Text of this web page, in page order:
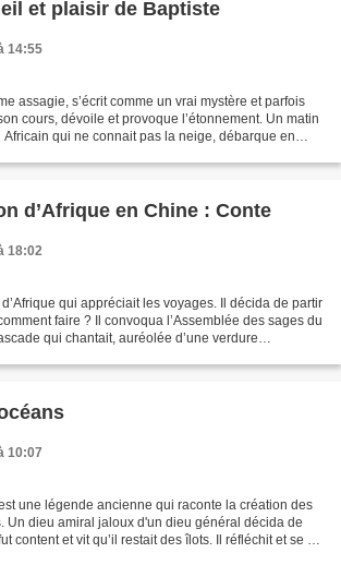
et plaisir de Baptiste
14:55
assagie, s’écrit comme un vrai mystère et parfois
cours, dévoile et provoque l’étonnement. Un matin
Africain qui ne connait pas la neige, débarque en
d’Afrique en Chine : Conte
18:02
d’Afrique qui appréciait les voyages. Il décida de partir
faire ? Il convoqua l’Assemblée des sages du
qui chantait, auréolée d’une verdure
10:07
une légende ancienne qui raconte la création des
Un dieu amiral jaloux d'un dieu général décida de
content et vit qu’il restait des îlots. Il réfléchit et se dit